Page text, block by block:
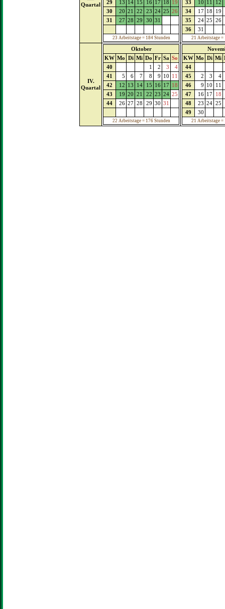
Quartal
29
13 14 15 16 17 18 19
30
20 21 22 23 24 25 26
31
27 28 29 30 31
23 Arbeitstage = 184 Stunden
33
10 11
12
34
17 18
19
35
24 25 26
36
31
21 Arbeitstage =
IV.
Quartal
Oktober
KW Mo Di Mi Do Fr Sa So
40
1 2 3
4
41
5 6 7 8 9 10 11
42
12 13 14 15 16 17 18
43
19 20 21 22 23 24 25
44
26 27 28 29 30 31
22 Arbeitstage = 176 Stunden
KW Mo Di Mi
44
45
2 3
4
46
9 10
11
47
16 17 18
48
23 24 25
49
30
21 Arbeitstage =